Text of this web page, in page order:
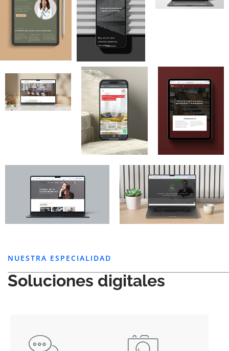
NUESTRA ESPECIALIDAD
Soluciones digitales